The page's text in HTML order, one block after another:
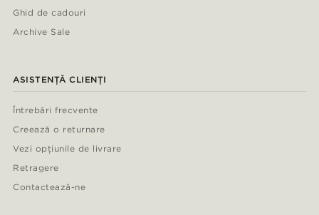
Ghid de cadouri
Archive Sale
ASISTENȚĂ CLIENȚI
Întrebări frecvente
Creează o returnare
Vezi opțiunile de livrare
Retragere
Contactează-ne